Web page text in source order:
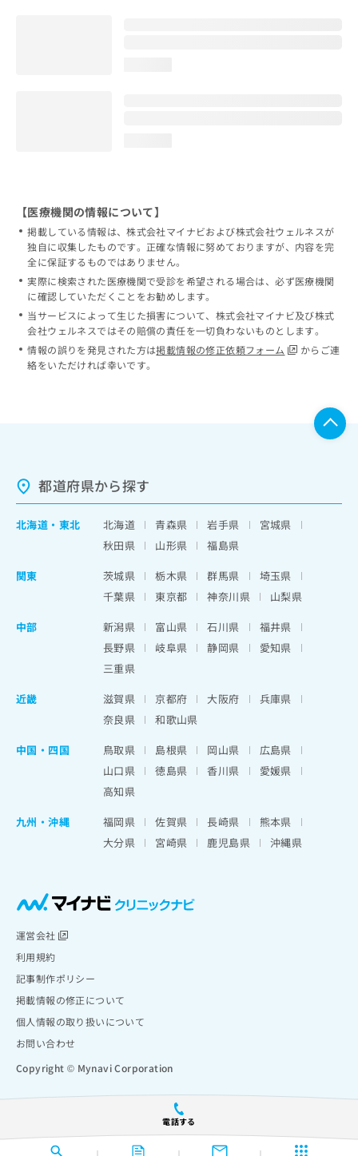
電話する
【医療機関の情報について】
掲載している情報は、株式会社マイナビおよび株式会社ウェルネスが
独自に収集したものです。正確な情報に努めておりますが、内容を完
全に保証するものではありません。
実際に検索された医療機関で受診を希望される場合は、必ず医療機関
に確認していただくことをお勧めします。
当サービスによって生じた損害について、株式会社マイナビ及び株式
会社ウェルネスではその賠償の責任を一切負わないものとします。
情報の誤りを発見された方は掲載情報の修正依頼フォーム
からご連
絡をいただければ幸いです。
都道府県から探す
北海道 ・ 東北 北海道 青森県 岩手県
宮城県
秋田県
山形県
福島県
関東
茨城県 栃木県 群馬県
埼玉県
千葉県
東京都 神奈川県
山梨県
中部
新潟県 富山県 石川県
福井県
長野県
岐阜県 静岡県
愛知県
三重県
近畿
滋賀県 京都府 大阪府
兵庫県
奈良県
和歌山県
中国・四国
鳥取県 島根県 岡山県
広島県
山口県
徳島県 香川県
愛媛県
高知県
九州・沖縄
福岡県 佐賀県 長崎県
熊本県
大分県
宮崎県 鹿児島県 沖縄県
運営会社
利用規約
記事制作ポリシー
掲載情報の修正について
個人情報の取り扱いについて
お問い合わせ
Copyright © Mynavi Corporation